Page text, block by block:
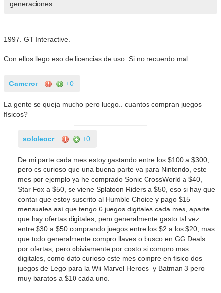
generaciones.
1997, GT Interactive.
Con ellos llego eso de licencias de uso. Si no recuerdo mal.
Gameror +0
La gente se queja mucho pero luego.. cuantos compran juegos
físicos?
sololeocr +0
De mi parte cada mes estoy gastando entre los $100 a $300,
pero es curioso que una buena parte va para Nintendo, este
mes por ejemplo ya he comprado Sonic CrossWorld a $40,
Star Fox a $50, se viene Splatoon Riders a $50, eso si hay que
contar que estoy suscrito al Humble Choice y pago $15
mensuales así que tengo 6 juegos digitales cada mes, aparte
que hay ofertas digitales, pero generalmente gasto tal vez
entre $30 a $50 comprando juegos entre los $2 a los $20, mas
que todo generalmente compro llaves o busco en GG Deals
por ofertas, pero obiviamente por costo si compro mas
digitales, como dato curioso este mes compre en fisico dos
juegos de Lego para la Wii Marvel Heroes y Batman 3 pero
muy baratos a $10 cada uno.